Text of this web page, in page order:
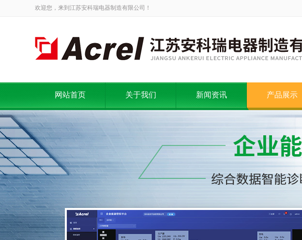
欢迎您，来到江苏安科瑞电器制造有限公司！
网站首页 关于我们 新闻资讯 产品展示